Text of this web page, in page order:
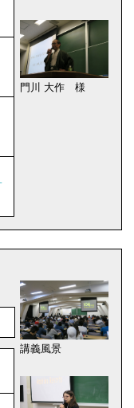
門川 大作 様
講義風景